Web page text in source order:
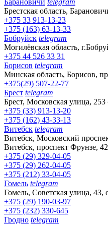
Брестская область,
+375 33 913-13-23
+375 (163) 63-13-33
Бобруйск telegram
Могилёвская область,
+375 44 526 33 31
Борисов telegram
Минская область, Борисов,
+375(29) 507-22-77
Брест telegram
Брест, Московская улица,
+375 (33) 913-13-20
+375 (162) 43-33-13
Витебск telegram
Витебск, Московский
Витебск, проспект Фрунзе, 42
+375 (29) 329-04-05
+375 (29) 262-04-05
+375 (212) 33-04-05
Гомель telegram
Гомель, Советская улица, 43,
+375 (29) 190-03-97
+375 (232) 330-645
Гродно telegram